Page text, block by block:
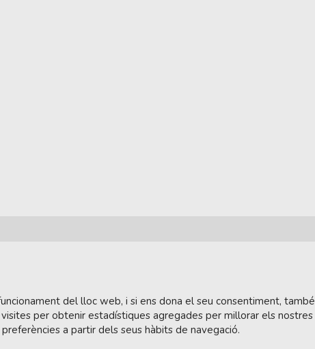
del lloc web, i si ens dona el seu consentiment, també
per obtenir estadístiques agregades per millorar els nostres
a partir dels seus hàbits de navegació.